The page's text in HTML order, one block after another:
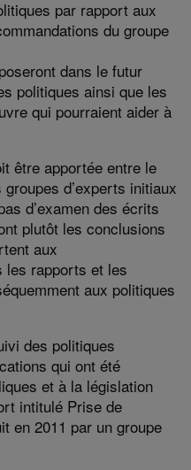
par rapport aux
du groupe
dans le futur
politiques ainsi que les
qui pourraient aider à
être apportée entre le
d’experts initiaux
d’examen des écrits
plutôt les conclusions
aux
les rapports et les
aux politiques
des politiques
qui ont été
et à la législation
intitulé Prise de
en 2011 par un groupe